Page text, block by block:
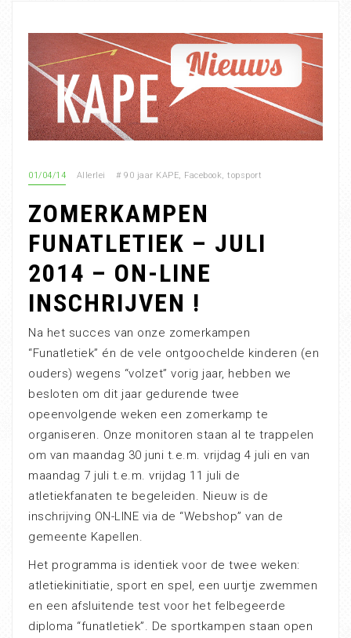
01/04/14 Allerlei # 90 jaar KAPE, Facebook, topsport
ZOMERKAMPEN
FUNATLETIEK – JULI
2014 – ON-LINE
INSCHRIJVEN !
Na het succes van onze zomerkampen
“Funatletiek” én de vele ontgoochelde kinderen (en
ouders) wegens “volzet” vorig jaar, hebben we
besloten om dit jaar gedurende twee
opeenvolgende weken een zomerkamp te
organiseren. Onze monitoren staan al te trappelen
om van maandag 30 juni t.e.m. vrijdag 4 juli en van
maandag 7 juli t.e.m. vrijdag 11 juli de
atletiekfanaten te begeleiden. Nieuw is de
inschrijving ON-LINE via de “Webshop” van de
gemeente Kapellen.
Het programma is identiek voor de twee weken:
atletiekinitiatie, sport en spel, een uurtje zwemmen
en een afsluitende test voor het felbegeerde
diploma “funatletiek”. De sportkampen staan open